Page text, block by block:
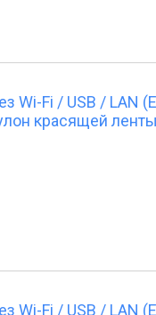
Wi-Fi / USB / LAN
красящей
Wi-Fi / USB / LAN